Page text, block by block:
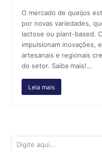
O mercado de queijos
por novas variedades,
lactose ou plant-based.
impulsionam inovações,
artesanais e regionais
do setor. Saiba mais!…
Leia mais